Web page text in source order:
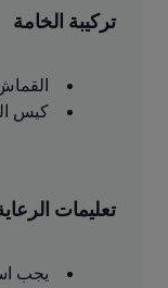
تركيبة الخامة
القماش
كيس
تعليمات
يجب